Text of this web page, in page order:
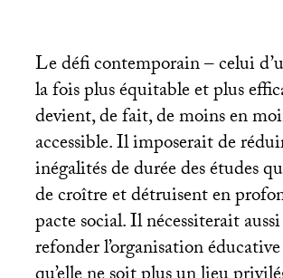
Le défi contemporain – celui
la fois plus équitable et plus
devient, de fait, de moins en
accessible. Il imposerait de
inégalités de durée des études
de croître et détruisent en
pacte social. Il nécessiterait
refonder l’organisation